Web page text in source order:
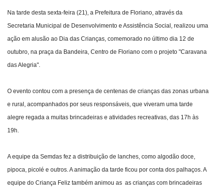
Na tarde desta sexta-feira (21), a Prefeitura de Floriano, através da
Secretaria Municipal de Desenvolvimento e Assistência Social, realizou uma
ação em alusão ao Dia das Crianças, comemorado no último dia 12 de
outubro, na praça da Bandeira, Centro de Floriano com o projeto "Caravana
das Alegria".
O evento contou com a presença de centenas de crianças das zonas urbana
e rural, acompanhados por seus responsáveis, que viveram uma tarde
alegre regada a muitas brincadeiras e atividades recreativas, das 17h às
19h.
A equipe da Semdas fez a distribuição de lanches, como algodão doce,
pipoca, picolé e outros. A animação da tarde ficou por conta dos palhaços. A
equipe do Criança Feliz também animou as as crianças com brincadeiras